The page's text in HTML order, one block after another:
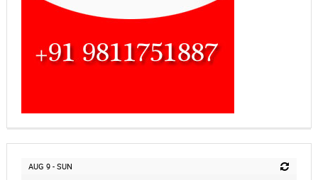
AUG 9 - SUN